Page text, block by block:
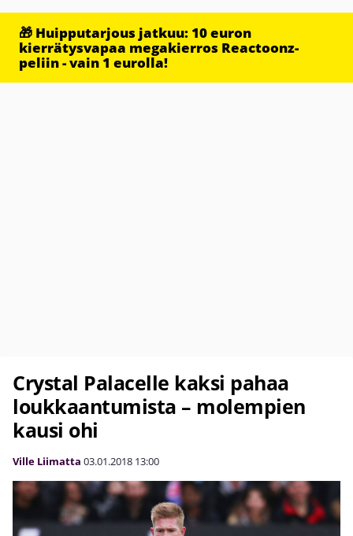
🎁 Huipputarjous jatkuu: 10 euron
kierrätysvapaa megakierros Reactoonz-
peliin - vain 1 eurolla!
Crystal Palacelle kaksi pahaa
loukkaantumista – molempien
kausi ohi
Ville Liimatta 03.01.2018 13:00